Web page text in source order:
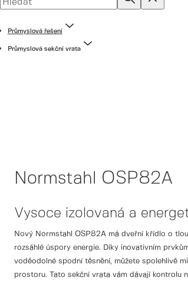
Průmyslová řešení
Průmyslová sekční vrata
Normstahl OSP82A
Vysoce izolovaná a
Nový Normstahl OSP82A má dveřní křídlo o
rozsáhlé úspory energie. Díky inovativním
voděodolné spodní těsnění, můžete spolehlivě
prostoru. Tato sekční vrata vám dávají kontrolu